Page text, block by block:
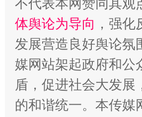
不代表本网赞同其观
体舆论为导向 ，强
发展营造良好舆论氛
媒网站架起政府和公
盾，促进社会大发
的和谐统一。本传媒